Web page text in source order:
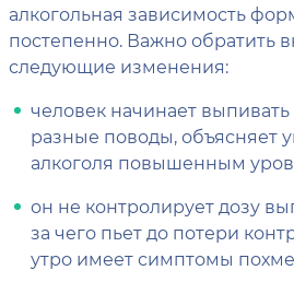
алкогольная зависимость
постепенно. Важно обратить
следующие изменения:
человек начинает
разные поводы, объясняет
алкоголя повышенным
он не контролирует дозу
за чего пьет до потери
утро имеет симптомы